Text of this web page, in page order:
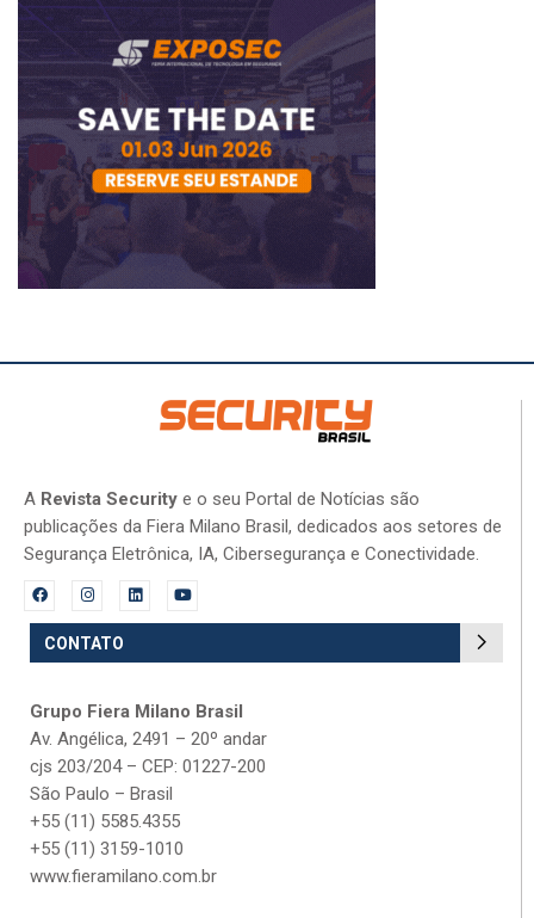
A Revista Security e o seu Portal de Notícias são
publicações da Fiera Milano Brasil, dedicados aos setores de
Segurança Eletrônica, IA, Cibersegurança e Conectividade.
CONTATO
Grupo Fiera Milano Brasil
Av. Angélica, 2491 – 20º andar
cjs 203/204 – CEP: 01227-200
São Paulo – Brasil
+55 (11) 5585.4355
+55 (11) 3159-1010
www.fieramilano.com.br